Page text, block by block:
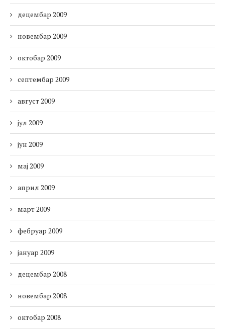
децембар 2009
новембар 2009
октобар 2009
септембар 2009
август 2009
јул 2009
јун 2009
мај 2009
април 2009
март 2009
фебруар 2009
јануар 2009
децембар 2008
новембар 2008
октобар 2008